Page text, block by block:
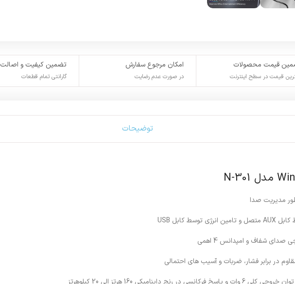
قیمت محصولات
قیمت در سطح اینترنت
امکان مرجوع سفارش
در صورت عدم رضایت
تضمین کیفیت و اصالت
گارانتی تمام قطعات
توضیحات
مدیریت صدا
در برابر فشار، ضربات و آسیب های احتمالی